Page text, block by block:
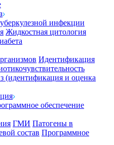
инфекции
Жидкостная цитология
Идентификация
(идентификация и оценка
обеспечение
ГМИ Патогены в
состав Программное